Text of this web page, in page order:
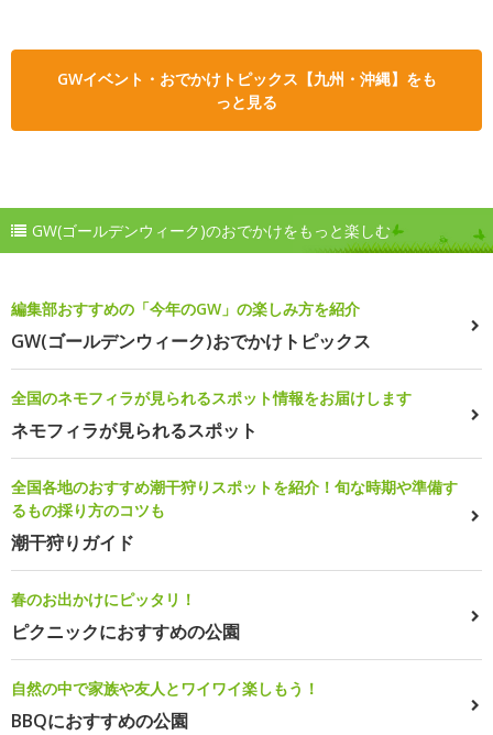
GWイベント・おでかけトピックス【九州・沖縄】をも
っと見る
GW(ゴールデンウィーク)のおでかけをもっと楽しむ
編集部おすすめの「今年のGW」の楽しみ方を紹介
GW(ゴールデンウィーク)おでかけトピックス
全国のネモフィラが見られるスポット情報をお届けします
ネモフィラが見られるスポット
全国各地のおすすめ潮干狩りスポットを紹介！旬な時期や準備す
るもの採り方のコツも
潮干狩りガイド
春のお出かけにピッタリ！
ピクニックにおすすめの公園
自然の中で家族や友人とワイワイ楽しもう！
BBQにおすすめの公園